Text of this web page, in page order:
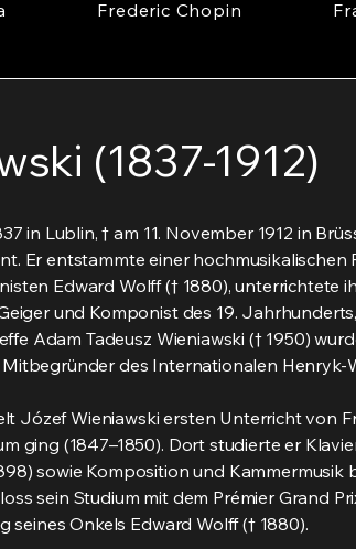
Frederic Chopin
(1837-1912)
in Lublin, † am 11. November 1912 in
Er entstammte einer hochmusikalischen
Edward Wolff († 1880), unterrichtete
und Komponist des 19.
Adam Tadeusz Wieniawski († 1950)
des Internationalen Henryk-
Józef Wieniawski ersten Unterricht von
ging (1847–1850). Dort studierte er
sowie Komposition und Kammermusik
sein Studium mit dem Prémier Grand
Onkels Edward Wolff († 1880).